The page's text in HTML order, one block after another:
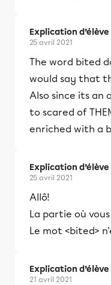
Explication d’élève
25 avril 2021
The word bited
would say that
Also since its an
to scared of
enriched with a
Explication d’élève
25 avril 2021
Allô!
La partie où
Le mot <bited>
Explication d’élève
21 avril 2021